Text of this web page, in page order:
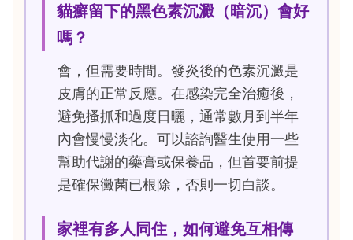
貓癬留下的黑色素沉澱（暗沉）會好
嗎？
會，但需要時間。發炎後的色素沉澱是
皮膚的正常反應。在感染完全治癒後，
避免搔抓和過度日曬，通常數月到半年
內會慢慢淡化。可以諮詢醫生使用一些
幫助代謝的藥膏或保養品，但首要前提
是確保黴菌已根除，否則一切白談。
家裡有多人同住，如何避免互相傳